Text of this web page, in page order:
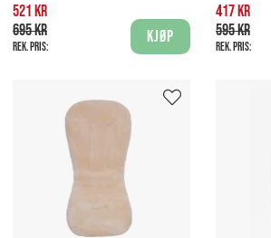
521 kr
695 kr
Rek. pris:
Kjøp
417 kr
595 kr
Rek. pris: